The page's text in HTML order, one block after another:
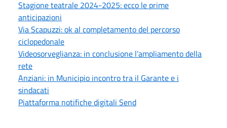
Stagione teatrale 2024-2025: ecco le prime
anticipazioni
Via Scapuzzi: ok al completamento del percorso
ciclopedonale
Videosorveglianza: in conclusione l’ampliamento della
rete
Anziani: in Municipio incontro tra il Garante e i
sindacati
Piattaforma notifiche digitali Send